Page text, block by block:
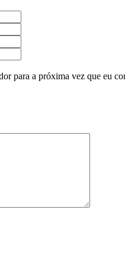
para a próxima vez que eu